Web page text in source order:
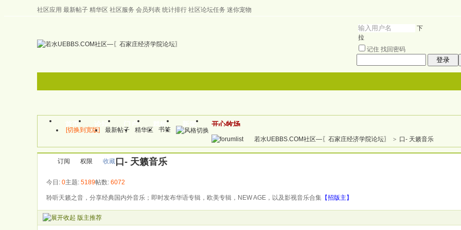
社区应用 最新帖子 精华区 社区服务 会员列表 统计排行 社区论坛任务 迷你宠物
下
拉
记住 找回密码
登录
首页 论坛 门户 群组 新闻 开心牧场
热搜：
[切换到宽版] 最新帖子 精华区
书签
若水UEBBS.COM社区—〖石家庄经济学院论坛〗
> 口- 天籁音乐
订阅 权限 口- 天籁音乐
收藏
今日: 0主题: 5189帖数: 6072
聆听天籁之音，分享经典国内外音乐；即时发布华语专辑，欧美专辑，NEW AGE，以及影视音乐合集 【招版主】
版主推荐